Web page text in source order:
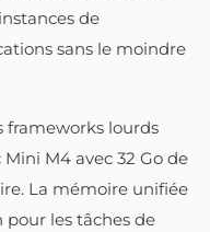
de
sans le moindre
frameworks lourds
M4 avec 32 Go de
La mémoire unifiée
pour les tâches de